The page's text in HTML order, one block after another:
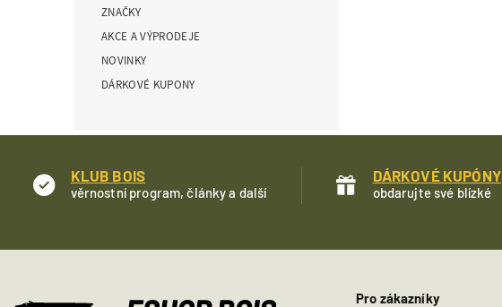
ZNAČKY
AKCE A VÝPRODEJE
NOVINKY
DÁRKOVÉ KUPONY
KLUB BOIS
věrnostní program, články a další
DÁRKOVÉ KUPÓNY
obdarujte své blízké
Pro zákazníky